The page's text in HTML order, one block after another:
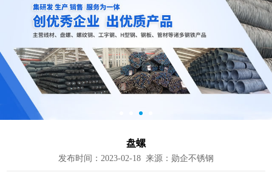
盘螺
发布时间：2023-02-18 来源：勋企不锈钢